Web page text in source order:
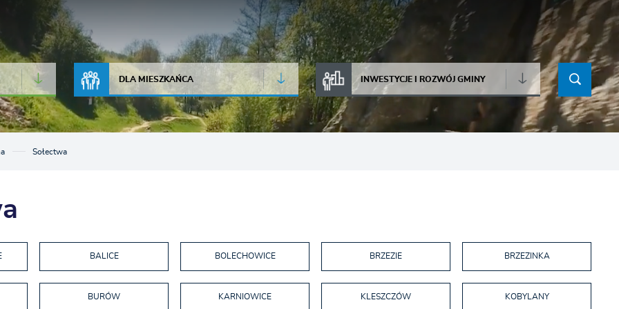
JAKOŚĆ POWIETRZA
DLA MIESZKAŃCA INWESTYCJE I ROZWÓJ GMINY
Sołectwa
BALICE BOLECHOWICE BRZEZIE BRZEZINKA
BURÓW KARNIOWICE KLESZCZÓW KOBYLANY